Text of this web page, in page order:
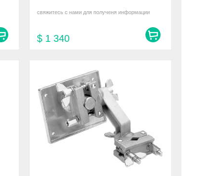
свяжитесь с нами для полученя информации
$1 340